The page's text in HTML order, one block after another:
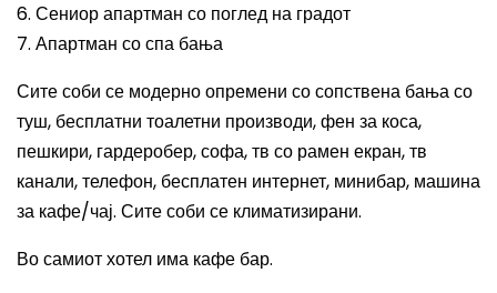
6. Сениор апартман со поглед на градот
7. Апартман со спа бања
Сите соби се модерно опремени со сопствена бања со
туш, бесплатни тоалетни производи, фен за коса,
пешкири, гардеробер, софа, тв со рамен екран, тв
канали, телефон, бесплатен интернет, минибар, машина
за кафе/чај. Сите соби се климатизирани.
Во самиот хотел има кафе бар.